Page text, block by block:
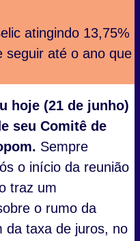
atingindo 13,75%
seguir até o ano que
hoje (21 de junho)
seu Comitê de
Sempre
o início da reunião
traz um
o rumo da
da taxa de juros, no